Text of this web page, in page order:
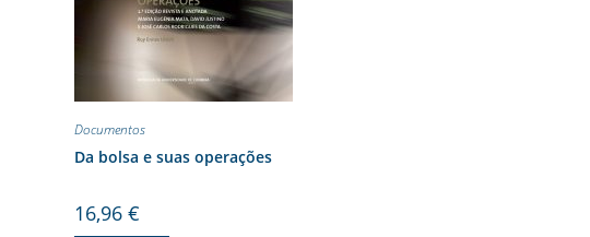
Documentos
Da bolsa e suas operações
16,96€